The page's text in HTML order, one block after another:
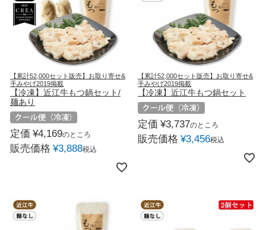
【累計52,000セット販売】お取り寄せ&
手みやげ2019掲載
【冷凍】近江牛もつ鍋セット/
麺あり
定価 ¥4,169のところ
販売価格 ¥3,888税込
【累計52,000セット販売】お取り寄せ&
手みやげ2019掲載
【冷凍】近江牛もつ鍋セット
定価 ¥3,737のところ
販売価格 ¥3,456税込